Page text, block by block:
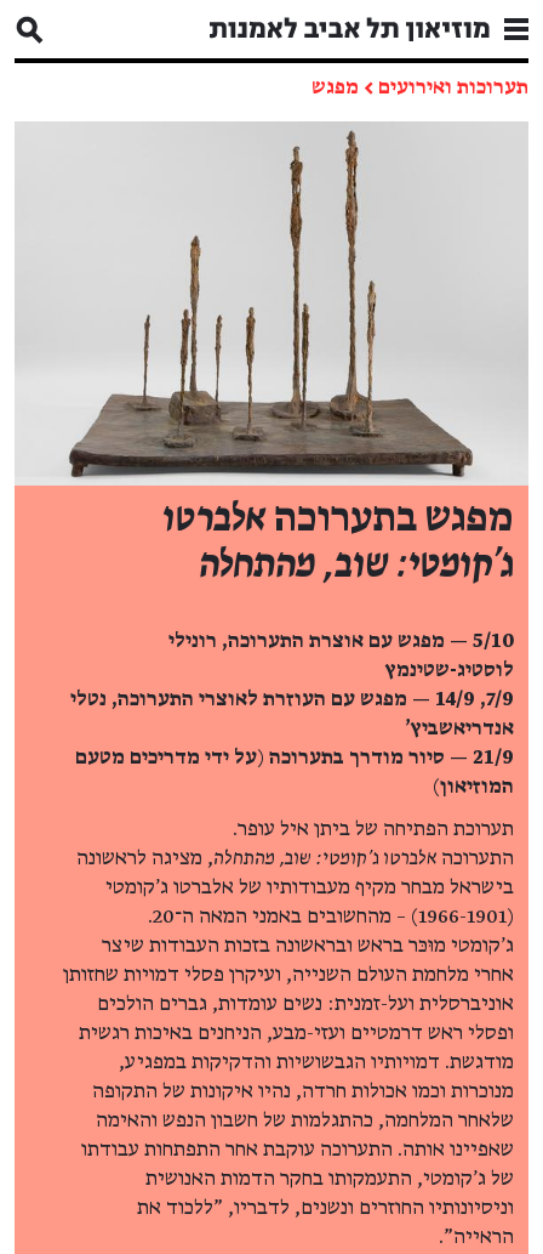
תערוכות ואירועים ← מפגש
מפגש בתערוכהאלברטו
ג'קומטי: שוב, מהתחלה
5/10 — מפגש עם אוצרת התערוכה, רונילי
לוסטיג-שטינמץ
7/9, 14/9 — מפגש עם העוזרת לאוצרי התערוכה, נטלי
אנדריאשביץ'
21/9 —
סיור מודרך בתערוכה (על ידי מדריכים מטעם
המוזיאון)
תערוכת הפתיחה של ביתן איל עופר.
התערוכה אלברטו ג'קומטי: שוב, מהתחלה, מציגה לראשונה
בישראל מבחר מקיף מעבודותיו של אלברטו ג'קומטי
(1966-1901) – מהחשובים באמני המאה ה־20.
ג'קומטי מוּכּר בראש ובראשונה בזכות העבודות שיצר
אחרי מלחמת העולם השנייה, ועיקרן פסלי דמויות שחזותן
אוניברסלית ועל-זמנית: נשים עומדות, גברים הולכים
ופסלי ראש דרמטיים ועזי-מבע, הניחנים באיכות רגשית
מודגשת. דמויותיו הגבשושיות והדקיקות במפגיע,
מנוכרות וכמו אכולות חרדה, נהיו איקונות של התקופה
שלאחר המלחמה, כהתגלמות של חשבון הנפש והאימה
שאפיינו אותה. התערוכה עוקבת אחר התפתחות עבודתו
של ג'קומטי, התעמקותו בחקר הדמות האנושית
וניסיונותיו החוזרים ונשנים, לדבריו, "ללכוד את
הראייה".